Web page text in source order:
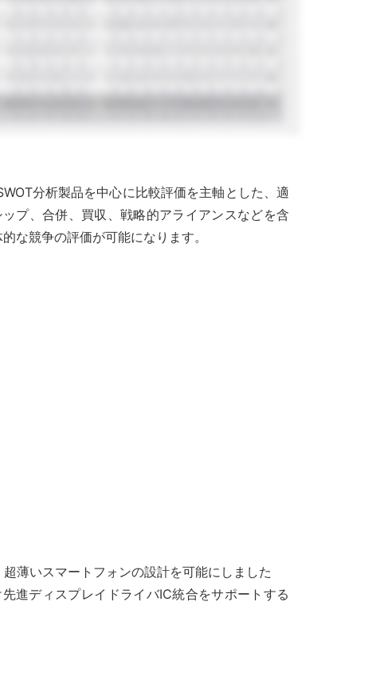
分析製品を中心に比較評価を主軸とした、適
プ、合併、買収、戦略的アライアンスなどを含
な競争の評価が可能になります。
薄いスマートフォンの設計を可能にしました
進ディスプレイドライバIC統合をサポートする